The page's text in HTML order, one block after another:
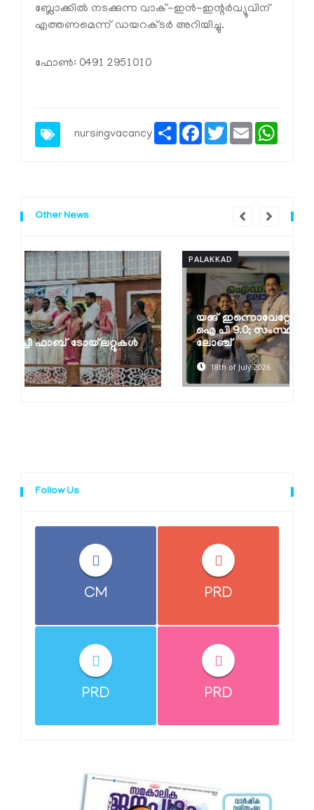
ബ്ലോക്കില്‍ നടക്കുന്ന വാക്-ഇന്‍-ഇന്റര്‍വ്യൂവിന്
എത്തണമെന്ന് ഡയറക്ടര്‍ അറിയിച്ചു.
ഫോണ്‍: 0491 2951010
nursingvacancy
ShareFacebook
TwitterEmail
Other News
PALAKKAD
യങ് ഇന്നൊവേറ്റേഴസ് പ്രോഗ്രാം -വൈ
ഐ പി 9.0; സംസ്ഥാനതല ഐഡിയ
ലോഞ്ച്
18th of July 2026
Follow Us
CM PRD
PRD PRD